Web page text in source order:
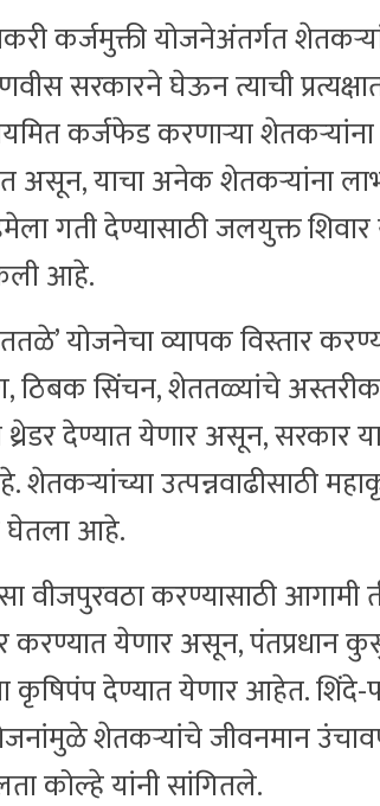
कर्जमुक्ती योजनेअंतर्गत
सरकारने घेऊन त्याची
कर्जफेड करणाऱ्या
असून, याचा अनेक शेतकऱ्यांना
गती देण्यासाठी जलयुक्त
आहे.
योजनेचा व्यापक विस्तार
सिंचन, शेततळ्यांचे
थ्रेडर देण्यात येणार असून, सरकार
उत्पन्नवाढीसाठी
घेतला आहे.
वीजपुरवठा करण्यासाठी आगामी
करण्यात येणार असून, पंतप्रधान
कृषिपंप देण्यात येणार आहेत. शिंदे-
शेतकऱ्यांचे जीवनमान
कोल्हे यांनी सांगितले.